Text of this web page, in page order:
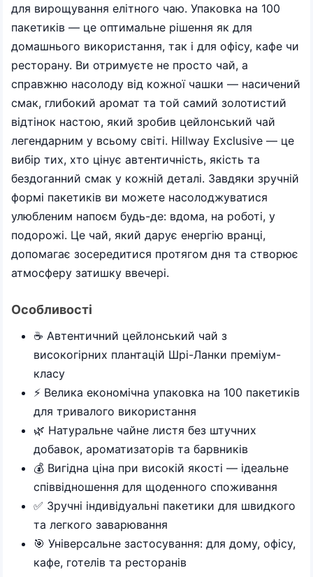
для вирощування елітного чаю. Упаковка на 100
пакетиків — це оптимальне рішення як для
домашнього використання, так і для офісу, кафе чи
ресторану. Ви отримуєте не просто чай, а
справжню насолоду від кожної чашки — насичений
смак, глибокий аромат та той самий золотистий
відтінок настою, який зробив цейлонський чай
легендарним у всьому світі. Hillway Exclusive — це
вибір тих, хто цінує автентичність, якість та
бездоганний смак у кожній деталі. Завдяки зручній
формі пакетиків ви можете насолоджуватися
улюбленим напоєм будь-де: вдома, на роботі, у
подорожі. Це чай, який дарує енергію вранці,
допомагає зосередитися протягом дня та створює
атмосферу затишку ввечері.
Особливості
☕ Автентичний цейлонський чай з
високогірних плантацій Шрі-Ланки преміум-
класу
⚡ Велика економічна упаковка на 100 пакетиків
для тривалого використання
🌿 Натуральне чайне листя без штучних
добавок, ароматизаторів та барвників
💰 Вигідна ціна при високій якості — ідеальне
співвідношення для щоденного споживання
✅ Зручні індивідуальні пакетики для швидкого
та легкого заварювання
🎯 Універсальне застосування: для дому, офісу,
кафе, готелів та ресторанів